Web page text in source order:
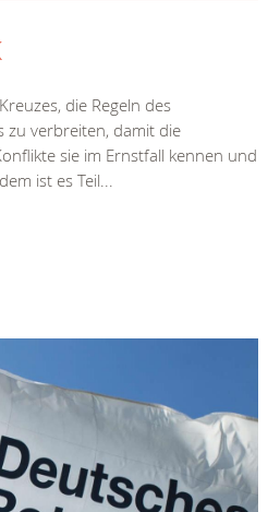
die Regeln des
zu verbreiten, damit die
sie im Ernstfall kennen und
ist es Teil...